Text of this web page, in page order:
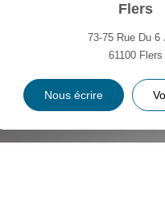
Flers
73-75 Rue Du 6
61100 Flers
Nous écrire